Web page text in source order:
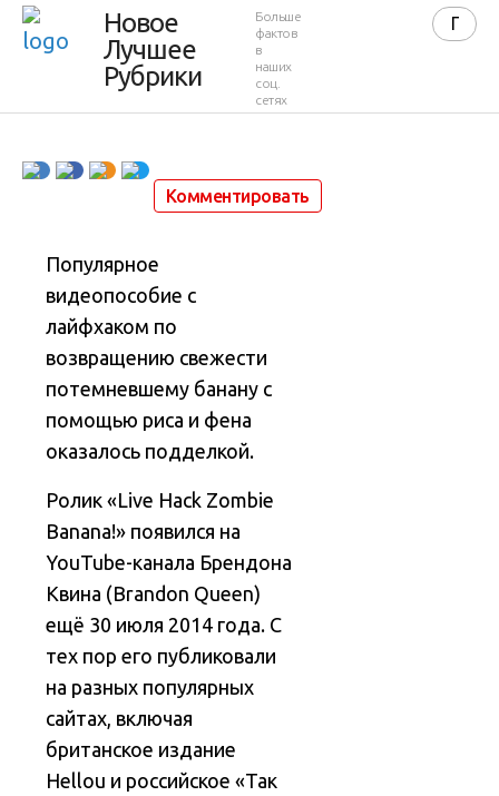
Новое
Лучшее
Рубрики
Больше
фактов
в
наших
соц.
сетях
рисом и
феном
Комментировать
Популярное
видеопособие с
лайфхаком по
возвращению свежести
потемневшему банану с
помощью риса и фена
оказалось подделкой.
Ролик «Live Hack Zombie
Banana!» появился на
YouTube-канала Брендона
Квина (Brandon Queen)
ещё 30 июля 2014 года. С
тех пор его публиковали
на разных популярных
сайтах, включая
британское издание
Hellou и российское «Так